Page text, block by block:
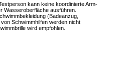
kann keine koordinierte Arm-
Wasseroberfläche ausführen.
(Badeanzug,
Schwimmhilfen werden nicht
wird empfohlen.